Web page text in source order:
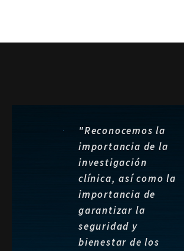
"Reconocemos la
importancia de la
investigación
clínica, así como la
importancia de
garantizar la
seguridad y
bienestar de los